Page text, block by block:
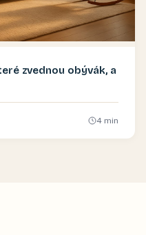
zvednou obývák, a
4 min